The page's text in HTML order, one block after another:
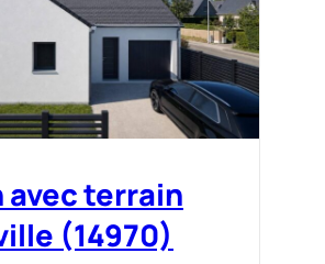
avec terrain
(14970)